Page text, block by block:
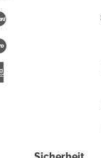
Maestro